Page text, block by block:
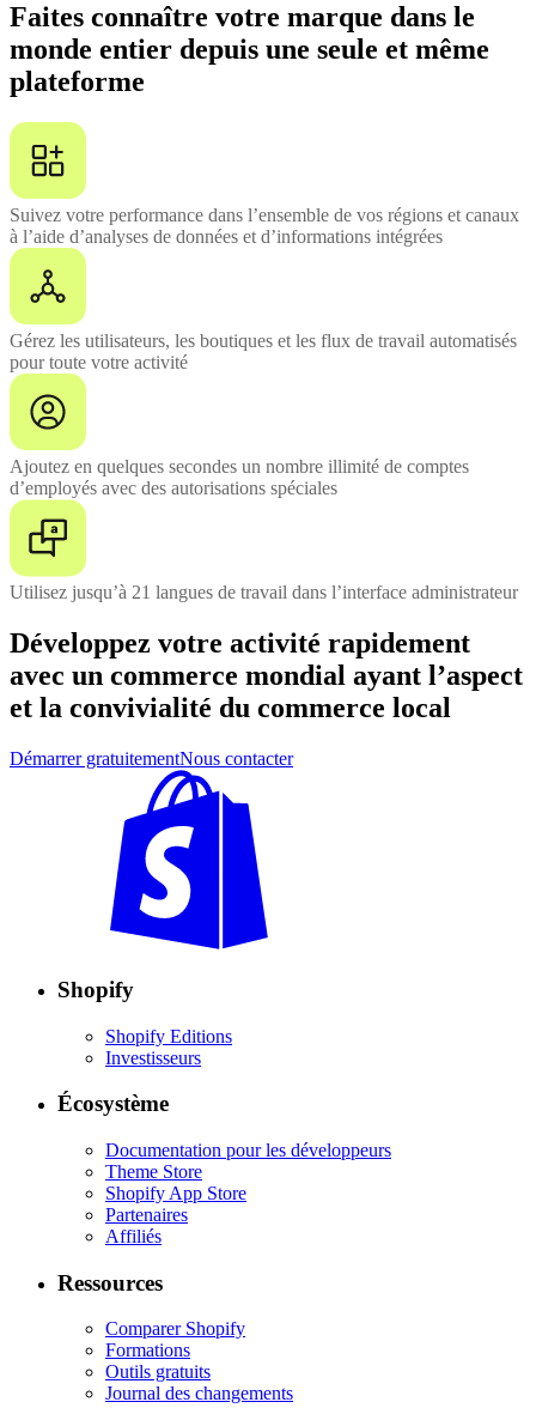
Faites connaître votre marque dans le
monde entier depuis une seule et même
plateforme
Suivez votre performance dans l’ensemble de vos régions et canaux
à l’aide d’analyses de données et d’informations intégrées
Gérez les utilisateurs, les boutiques et les flux de travail automatisés
pour toute votre activité
Ajoutez en quelques secondes un nombre illimité de comptes
d’employés avec des autorisations spéciales
Utilisez jusqu’à 21 langues de travail dans l’interface administrateur
Développez votre activité rapidement
avec un commerce mondial ayant l’aspect
et la convivialité du commerce local
Démarrer gratuitementNous contacter
Shopify
Shopify Editions
Investisseurs
Écosystème
Documentation pour les développeurs
Theme Store
Shopify App Store
Partenaires
Affiliés
Ressources
Comparer Shopify
Formations
Outils gratuits
Journal des changements